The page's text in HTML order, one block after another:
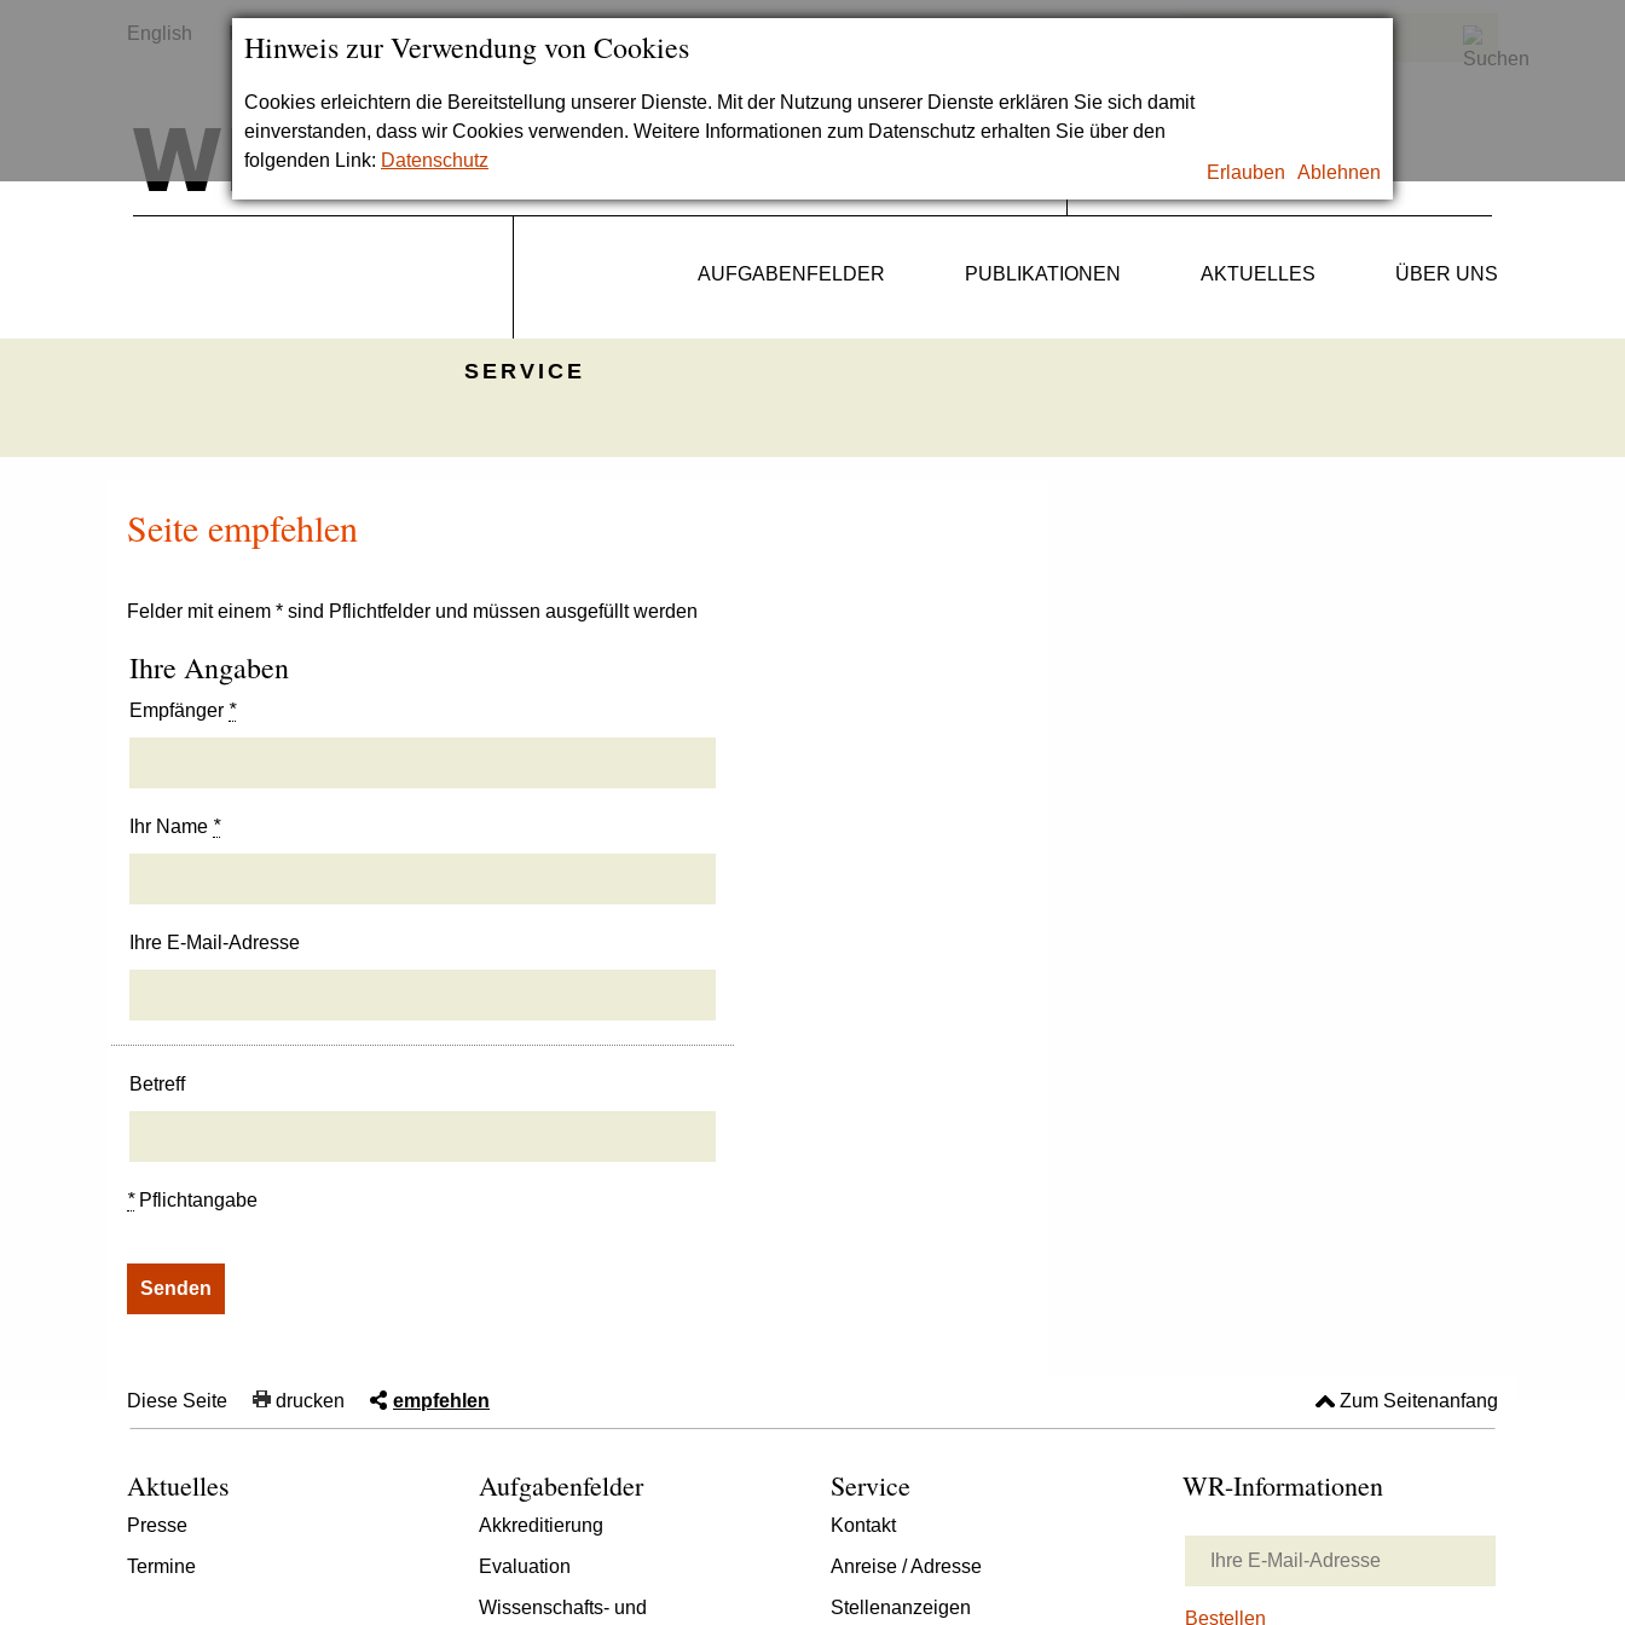
Hinweis zur Verwendung von Cookies
Cookies erleichtern die Bereitstellung unserer Dienste. Mit der Nutzung unserer Dienste erklären Sie sich damit
einverstanden, dass wir Cookies verwenden. Weitere Informationen zum Datenschutz erhalten Sie über den
folgenden Link: Datenschutz
Erlauben Ablehnen
English
AUFGABENFELDER PUBLIKATIONEN AKTUELLES ÜBER UNS
SERVICE
Seite empfehlen
Felder mit einem * sind Pflichtfelder und müssen ausgefüllt werden
Ihre Angaben
Empfänger *
Ihr Name *
Ihre E-Mail-Adresse
Betreff
*Pflichtangabe
Diese Seite drucken empfehlen Zum Seitenanfang
Aktuelles
Presse
Termine
Aufgabenfelder
Akkreditierung
Evaluation
Wissenschafts- und
Service
Kontakt
Anreise / Adresse
Stellenanzeigen
WR-Informationen